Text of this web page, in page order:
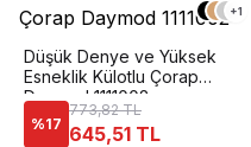
+1
Düşük Denye ve Yüksek
Esneklik Külotlu Çorap
Daymod 1111002
%17
773,82 TL
645,51 TL